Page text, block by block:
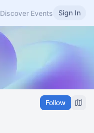
Discover Events Sign In
Follow